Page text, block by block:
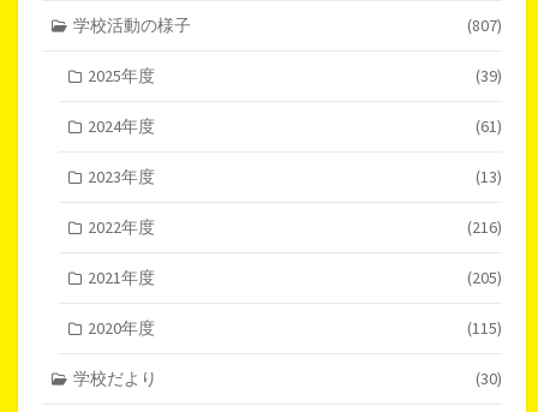
学校活動の様子 (807)
2025年度 (39)
2024年度 (61)
2023年度 (13)
2022年度 (216)
2021年度 (205)
2020年度 (115)
学校だより (30)